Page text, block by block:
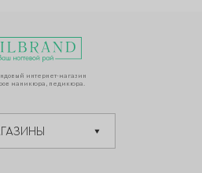
интернет-магазин
маникюра, педикюра.